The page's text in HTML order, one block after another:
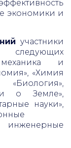
экономики и
участники
следующих
механика и
«Химия
о Земле»,
науки»,
инженерные